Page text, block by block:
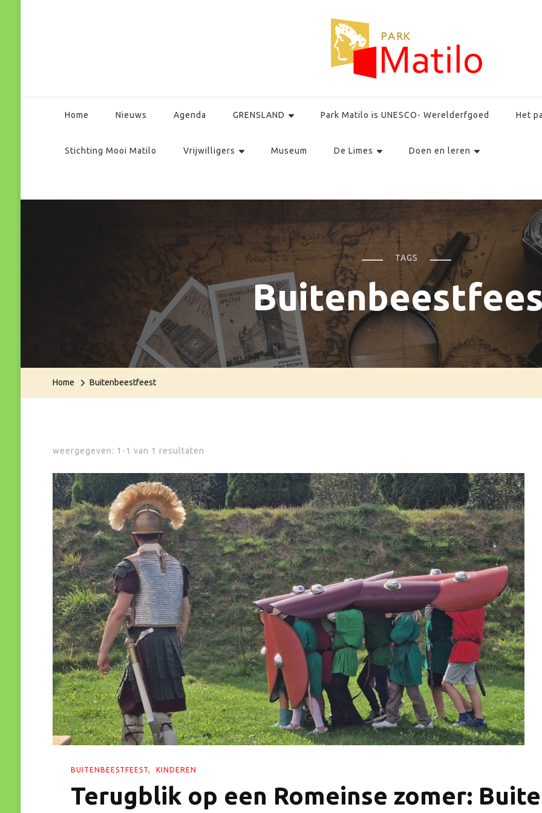
Home Nieuws Agenda GRENSLAND Park Matilo is UNESCO- Werelderfgoed Het
Stichting Mooi Matilo Vrijwilligers Museum De Limes Doen en leren
TAGS
Home Buitenbeestfeest
weergegeven: 1-1 van 1 resultaten
BUITENBEESTFEEST KINDEREN
Terugblik op een Romeinse zomer: